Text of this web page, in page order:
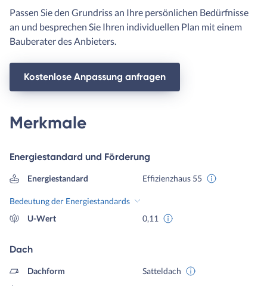
Passen Sie den Grundriss an Ihre persönlichen Bedürfnisse
an und besprechen Sie Ihren individuellen Plan mit einem
Bauberater des Anbieters.
Kostenlose Anpassung anfragen
Merkmale
Energiestandard und Förderung
Energiestandard Effizienzhaus 55
Bedeutung der Energiestandards
U-Wert
0,11
Dach
Dachform
Satteldach